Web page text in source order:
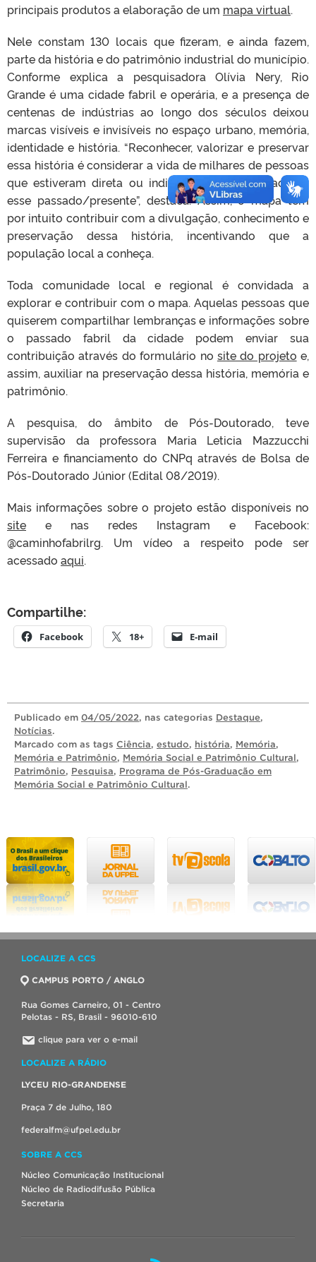
principais produtos a elaboração de um mapa virtual.
Nele constam 130 locais que fizeram, e ainda fazem,
parte da história e do patrimônio industrial do município.
Conforme explica a pesquisadora Olívia Nery, Rio
Grande é uma cidade fabril e operária, e a presença de
centenas de indústrias ao longo dos séculos deixou
marcas visíveis e invisíveis no espaço urbano, memória,
identidade e história. “Reconhecer, valorizar e preservar
essa história é considerar a vida de milhares de pessoas
que estiveram direta ou indiretamente relacionadas a
esse passado/presente”, destaca. Assim, o mapa tem
por intuito contribuir com a divulgação, conhecimento e
preservação dessa história, incentivando que a
população local a conheça.
Toda comunidade local e regional é convidada a
explorar e contribuir com o mapa. Aquelas pessoas que
quiserem compartilhar lembranças e informações sobre
o passado fabril da cidade podem enviar sua
contribuição através do formulário no site do projeto e,
assim, auxiliar na preservação dessa história, memória e
patrimônio.
A pesquisa, do âmbito de Pós-Doutorado, teve
supervisão da professora Maria Leticia Mazzucchi
Ferreira e financiamento do CNPq através de Bolsa de
Pós-Doutorado Júnior (Edital 08/2019).
Mais informações sobre o projeto estão disponíveis no
site e nas redes Instagram e Facebook:
@caminhofabrilrg. Um vídeo a respeito pode ser
acessado aqui.
Compartilhe:
Facebook 18+ E-mail
Publicado em 04/05/2022, nas categorias Destaque,
Notícias.
Marcado com as tags Ciência, estudo, história, Memória,
Memória e Patrimônio, Memória Social e Patrimônio Cultural,
Patrimônio, Pesquisa, Programa de Pós-Graduação em
Memória Social e Patrimônio Cultural.
LOCALIZE A CCS
CAMPUS PORTO / ANGLO
Rua Gomes Carneiro, 01 - Centro
Pelotas - RS, Brasil - 96010-610
clique para ver o e-mail
LOCALIZE A RÁDIO
LYCEU RIO-GRANDENSE
Praça 7 de Julho, 180
federalfm@ufpel.edu.br
SOBRE A CCS
Núcleo Comunicação Institucional
Núcleo de Radiodifusão Pública
Secretaria